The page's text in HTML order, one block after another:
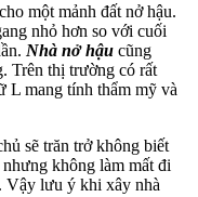
một mảnh đất nở hậu.
nhỏ hơn so với cuối
Nhà nở hậu cũng
Trên thị trường có rất
L mang tính thẩm mỹ và
sẽ trăn trở không biết
không làm mất đi
Vậy lưu ý khi xây nhà